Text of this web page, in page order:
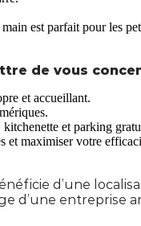
main est parfait pour les
de vous
et accueillant.
kitchenette et parking
et maximiser votre
d’une
d’une entreprise